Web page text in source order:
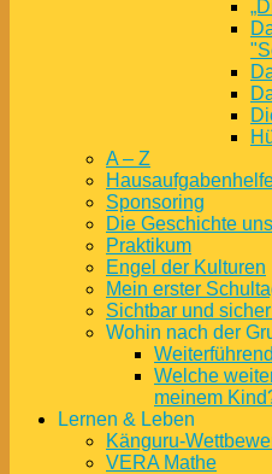
A – Z
Sponsoring
Die Geschichte
Praktikum
Engel der Kulturen
Mein erster
Sichtbar und
Wohin nach der
Welche
meinem
Lernen & Leben
Känguru-
VERA Mathe